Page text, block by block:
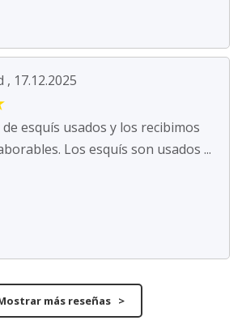
17.12.2025
esquís usados y los recibimos
Los esquís son usados ...
más reseñas >